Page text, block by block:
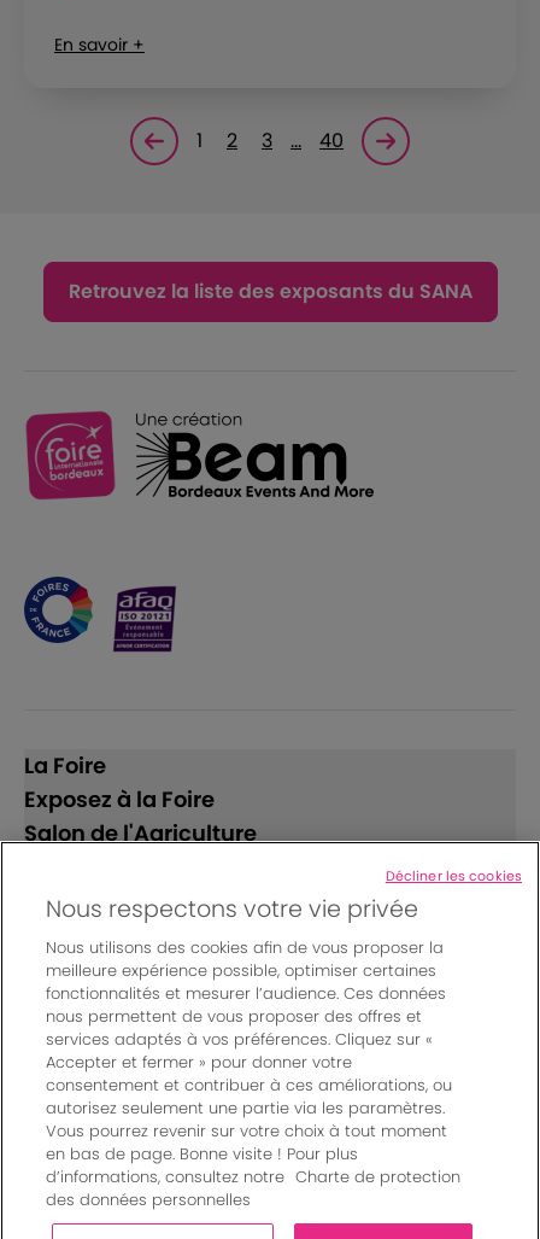
En savoir +
Page précédente
1 2 3 … 40 Page suivante<
Retrouvez la liste des exposants du SANA
La Foire
Exposez à la Foire
Salon de l'Agriculture
Suivez-nous
© Bordeaux Events And More | Rue Jean Samazeuilh - CS
20088 - 33070 Bordeaux cedex - France
Mentions légales|
Règlement général des manifestations
Un événement organisé par Bordeaux Events And More
Charte de protection des données personnelles
Paramètres des cookies
Nous respectons votre vie privée
Nous utilisons des cookies afin de vous proposer la
meilleure expérience possible, optimiser certaines
fonctionnalités et mesurer l’audience. Ces données
nous permettent de vous proposer des offres et
services adaptés à vos préférences. Cliquez sur «
Accepter et fermer » pour donner votre
consentement et contribuer à ces améliorations, ou
autorisez seulement une partie via les paramètres.
Vous pourrez revenir sur votre choix à tout moment
en bas de page. Bonne visite ! Pour plus
d’informations, consultez notre Charte de protection
des données personnelles
Décliner les cookies